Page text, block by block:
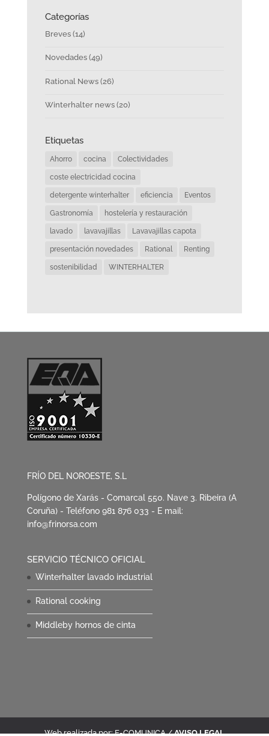
Categorías
Breves(14)
Novedades(49)
Rational News(26)
Winterhalter news(20)
Etiquetas
Ahorro cocina Colectividades
coste electricidad cocina
detergente winterhalter eficiencia Eventos
Gastronomía hostelería y restauración
lavado lavavajillas Lavavajillas capota
presentación novedades Rational Renting
sostenibilidad WINTERHALTER
FRÍO DEL NOROESTE, S.L
Polígono de Xarás - Comarcal 550. Nave 3. Ribeira (A
Coruña) - Teléfono 981 876 033 - E mail:
info@frinorsa.com
SERVICIO TÉCNICO OFICIAL
Winterhalter lavado industrial
Rational cooking
Middleby hornos de cinta
Web realizada por: E-COMUNICA /AVISO LEGAL